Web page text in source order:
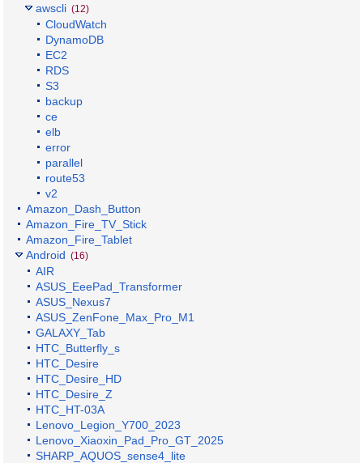
awscli (12)
CloudWatch
DynamoDB
EC2
RDS
S3
backup
ce
elb
error
parallel
route53
v2
Amazon_Dash_Button
Amazon_Fire_TV_Stick
Amazon_Fire_Tablet
Android (16)
AIR
ASUS_EeePad_Transformer
ASUS_Nexus7
ASUS_ZenFone_Max_Pro_M1
GALAXY_Tab
HTC_Butterfly_s
HTC_Desire
HTC_Desire_HD
HTC_Desire_Z
HTC_HT-03A
Lenovo_Legion_Y700_2023
Lenovo_Xiaoxin_Pad_Pro_GT_2025
SHARP_AQUOS_sense4_lite